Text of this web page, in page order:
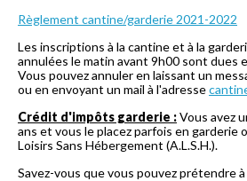
Règlement cantine/garderie 2021-2022
Les inscriptions à la cantine et à la
annulées le matin avant 9h00 sont dues
Vous pouvez annuler en laissant un
ou en envoyant un mail à l'adresse
Crédit d'impôts garderie :Vous avez
ans et vous le placez parfois en garderie
Loisirs Sans Hébergement (A.L.S.H.).
Savez-vous que vous pouvez prétendre